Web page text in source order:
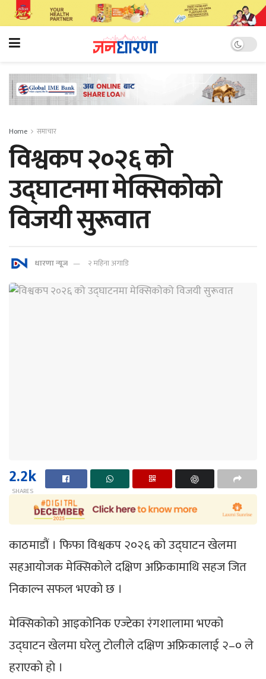
Home समाचार
विश्वकप २०२६ को
उद्घाटनमा मेक्सिकोको
विजयी सुरूवात
धारणा न्यूज २ महिना अगाडि
2.2k
SHARES
काठमाडौं । फिफा विश्वकप २०२६ को उद्घाटन खेलमा
सहआयोजक मेक्सिकोले दक्षिण अफ्रिकामाथि सहज जित
निकाल्न सफल भएकाे छ ।
मेक्सिकोको आइकोनिक एज्टेका रंगशालामा भएको
उद्घाटन खेलमा घरेलु टोलीले दक्षिण अफ्रिकालाई २–० ले
हराएकाे हाे ।